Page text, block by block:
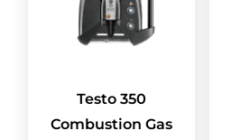
Testo 350
Combustion Gas